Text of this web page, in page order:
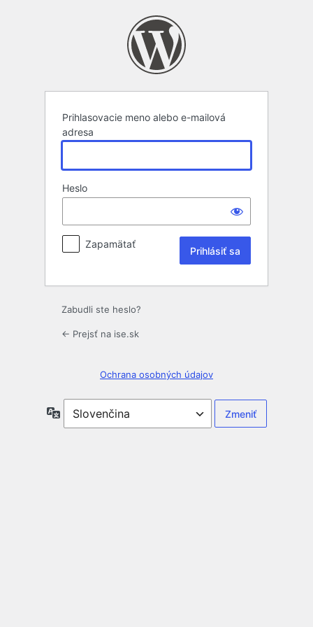
Prihlasovacie meno alebo e-mailová
adresa
Heslo
Zapamätať
Zabudli ste heslo?
← Prejsť na ise.sk
Ochrana osobných údajov
Jazyk